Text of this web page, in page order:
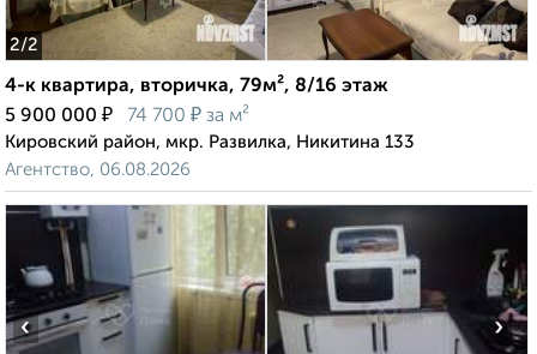
2/2
4-к квартира, вторичка, 79м², 8/16 этаж
5 900 000 ₽ 74 700 ₽ за м²
Кировский район, мкр. Развилка, Никитина 133
Агентство, 06.08.2026
‹ ›